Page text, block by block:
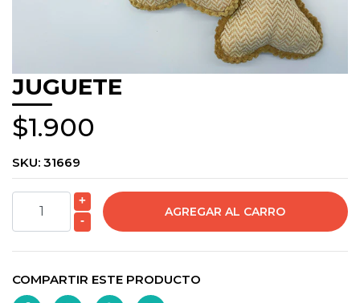
JUGUETE
$1.900
SKU: 31669
+
-
COMPARTIR ESTE PRODUCTO